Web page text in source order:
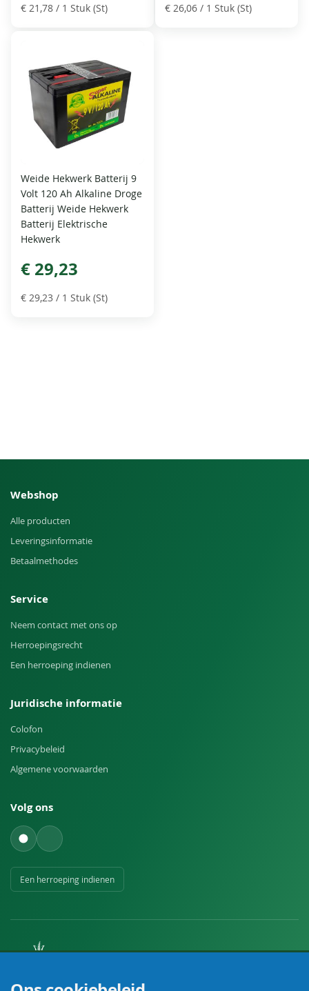
€ 21,78 / 1 Stuk (St) € 26,06 / 1 Stuk (St)
Weide Hekwerk Batterij 9
Volt 120 Ah Alkaline Droge
Batterij Weide Hekwerk
Batterij Elektrische
Hekwerk
€ 29,23
€ 29,23 / 1 Stuk (St)
Webshop
Alle producten
Leveringsinformatie
Betaalmethodes
Service
Neem contact met ons op
Herroepingsrecht
Een herroeping indienen
Juridische informatie
Colofon
Privacybeleid
Algemene voorwaarden
Volg ons
Een herroeping indienen
Uw vakhandel voor landbouw, veehouderij, huis, erf en tuin.